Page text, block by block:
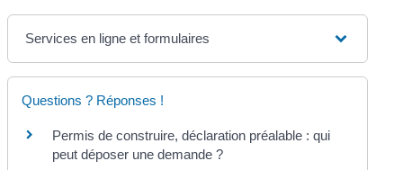
Services en ligne et formulaires
Questions ? Réponses !
Permis de construire, déclaration préalable : qui
peut déposer une demande ?